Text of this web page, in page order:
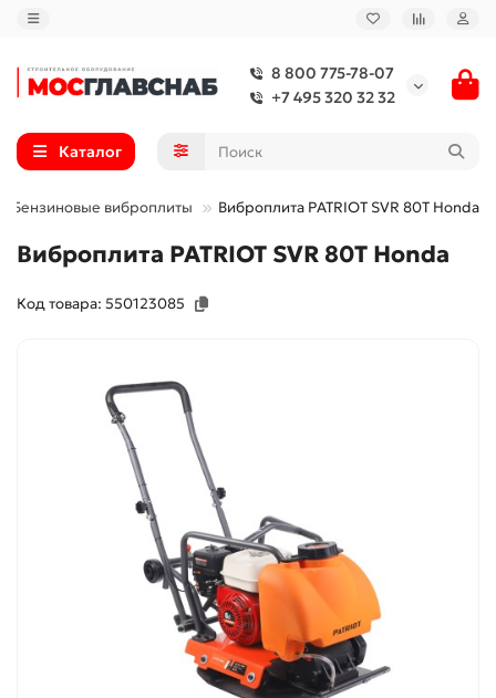
8 800 775-78-07
+7 495 320 32 32
Каталог
Бензиновые виброплиты Виброплита PATRIOT SVR 80T Honda
Виброплита PATRIOT SVR 80T Honda
Код товара: 550123085